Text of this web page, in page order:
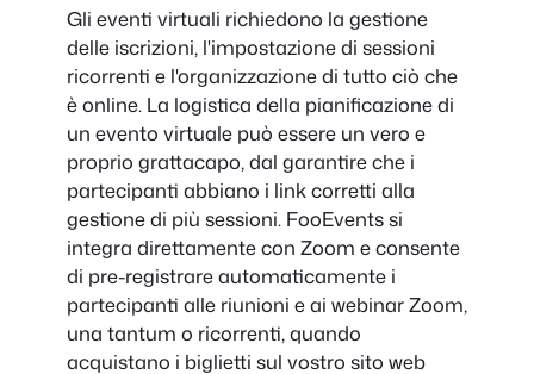
Gli eventi virtuali richiedono la gestione
delle iscrizioni, l'impostazione di sessioni
ricorrenti e l'organizzazione di tutto ciò che
è online. La logistica della pianificazione di
un evento virtuale può essere un vero e
proprio grattacapo, dal garantire che i
partecipanti abbiano i link corretti alla
gestione di più sessioni. FooEvents si
integra direttamente con Zoom e consente
di pre-registrare automaticamente i
partecipanti alle riunioni e ai webinar Zoom,
una tantum o ricorrenti, quando
acquistano i biglietti sul vostro sito web